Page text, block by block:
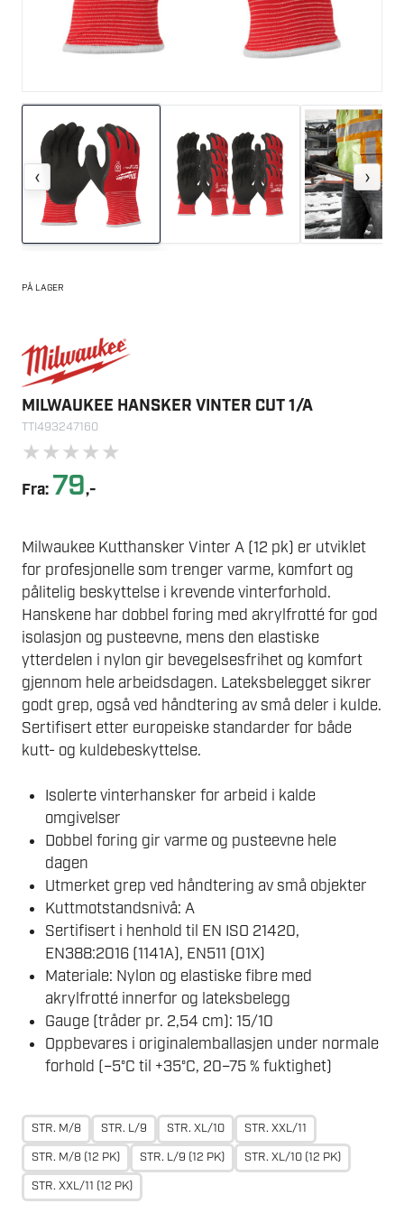
‹ ›
PÅ LAGER
MILWAUKEE HANSKER VINTER CUT 1/A
TTI493247160
★★★★★
Fra: 79,-
Milwaukee Kutthansker Vinter A (12 pk) er utviklet
for profesjonelle som trenger varme, komfort og
pålitelig beskyttelse i krevende vinterforhold.
Hanskene har dobbel foring med akrylfrotté for god
isolasjon og pusteevne, mens den elastiske
ytterdelen i nylon gir bevegelsesfrihet og komfort
gjennom hele arbeidsdagen. Lateksbelegget sikrer
godt grep, også ved håndtering av små deler i kulde.
Sertifisert etter europeiske standarder for både
kutt- og kuldebeskyttelse.
Isolerte vinterhansker for arbeid i kalde
omgivelser
Dobbel foring gir varme og pusteevne hele
dagen
Utmerket grep ved håndtering av små objekter
Kuttmotstandsnivå: A
Sertifisert i henhold til EN ISO 21420,
EN388:2016 (1141A), EN511 (01X)
Materiale: Nylon og elastiske fibre med
akrylfrotté innerfor og lateksbelegg
Gauge (tråder pr. 2,54 cm): 15/10
Oppbevares i originalemballasjen under normale
forhold (–5°C til +35°C, 20–75 % fuktighet)
STR. M/8 STR. L/9 STR. XL/10
STR. XXL/11
STR. M/8 (12 PK)
STR. L/9 (12 PK)
STR. XL/10 (12 PK)
STR. XXL/11 (12 PK)